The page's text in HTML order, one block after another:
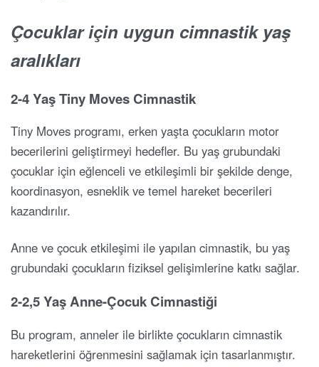
Çocuklar için uygun cimnastik yaş
aralıkları
2-4 Yaş Tiny Moves Cimnastik
Tiny Moves programı, erken yaşta çocukların motor
becerilerini geliştirmeyi hedefler. Bu yaş grubundaki
çocuklar için eğlenceli ve etkileşimli bir şekilde denge,
koordinasyon, esneklik ve temel hareket becerileri
kazandırılır.
Anne ve çocuk etkileşimi ile yapılan cimnastik, bu yaş
grubundaki çocukların fiziksel gelişimlerine katkı sağlar.
2-2,5 Yaş Anne-Çocuk Cimnastiği
Bu program, anneler ile birlikte çocukların cimnastik
hareketlerini öğrenmesini sağlamak için tasarlanmıştır.